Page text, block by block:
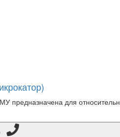
предназначена для
Цену уточняйте